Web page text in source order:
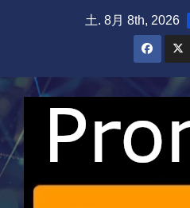
土. 8月 8th, 2026